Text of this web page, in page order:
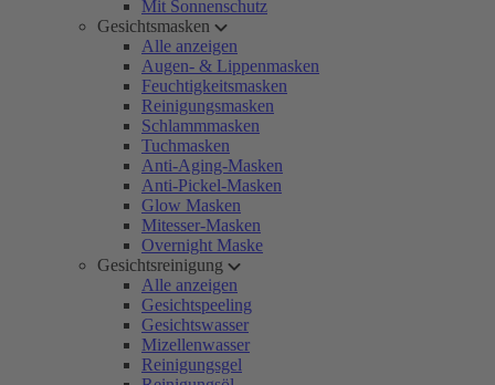
Mit Sonnenschutz
Gesichtsmasken
Alle anzeigen
Augen- & Lippenmasken
Feuchtigkeitsmasken
Reinigungsmasken
Schlammmasken
Tuchmasken
Anti-Aging-Masken
Anti-Pickel-Masken
Glow Masken
Mitesser-Masken
Overnight Maske
Gesichtsreinigung
Alle anzeigen
Gesichtspeeling
Gesichtswasser
Mizellenwasser
Reinigungsgel